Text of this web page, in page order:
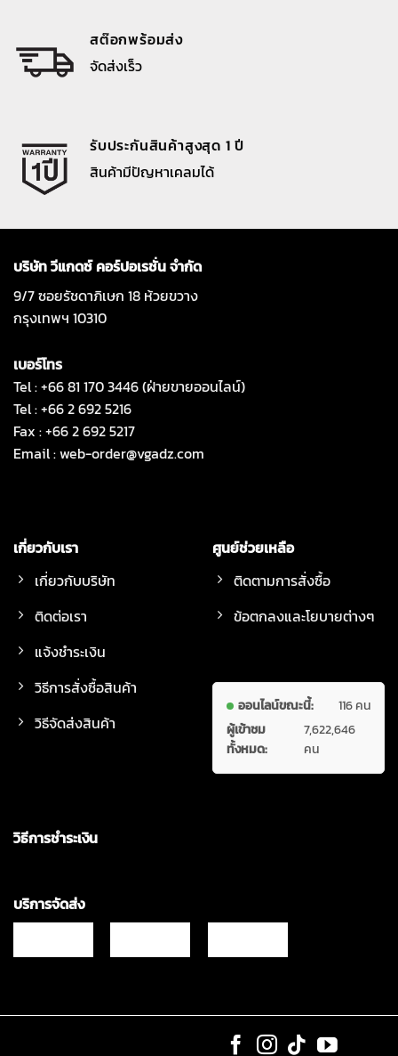
สต๊อกพร้อมส่ง
จัดส่งเร็ว
รับประกันสินค้าสูงสุด 1 ปี
สินค้ามีปัญหาเคลมได้
บริษัท วีแกดซ์ คอร์ปอเรชั่น จำกัด
9/7 ซอยรัชดาภิเษก 18 ห้วยขวาง
กรุงเทพฯ 10310
เบอร์โทร
Tel : +66 81 170 3446 (ฝ่ายขายออนไลน์)
Tel : +66 2 692 5216
Fax : +66 2 692 5217
Email :web-order@vgadz.com
เกี่ยวกับเรา
เกี่ยวกับบริษัท
ติดต่อเรา
แจ้งชำระเงิน
วิธีการสั่งซื้อสินค้า
วิธีจัดส่งสินค้า
ศูนย์ช่วยเหลือ
ติดตามการสั่งซื้อ
ข้อตกลงและโยบายต่างๆ
ออนไลน์ขณะนี้:
116 คน
ผู้เข้าชม
ทั้งหมด:
7,622,646
คน
วิธีการชำระเงิน
บริการจัดส่ง